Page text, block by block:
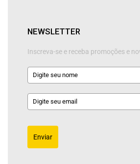
NEWSLETTER
Inscreva-se e receba promoções e
Enviar